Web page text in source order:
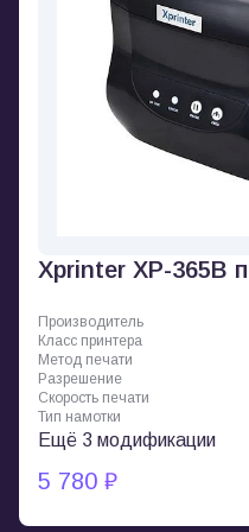
Xprinter XP-365B
Производитель
Класс принтера
Метод печати
Разрешение
Скорость печати
Тип намотки
Ещё 3 модификации
5 780 ₽